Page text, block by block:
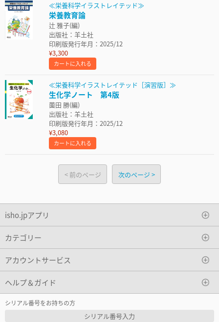
≪栄養科学イラストレイテッド≫
栄養教育論
辻 雅子(編)
出版社：羊土社
印刷版発行年月：2025/12
¥3,300
カートに入れる
≪栄養科学イラストレイテッド［演習版］≫
生化学ノート 第4版
薗田 勝(編)
出版社：羊土社
印刷版発行年月：2025/12
¥3,080
カートに入れる
前のページ 次のページ
isho.jpアプリ
カテゴリー
アカウントサービス
ヘルプ＆ガイド
シリアル番号をお持ちの方
シリアル番号入力